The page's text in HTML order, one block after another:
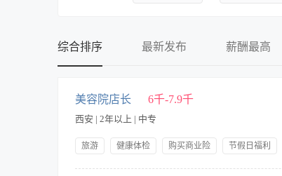
初中
中技
高中
大专
本科
提供食宿
食宿面议
综合排序 最新发布 薪酬最高
美容院店长 6千-7.9千
西安 | 2年以上 | 中专
旅游 健康体检 购买商业险 节假日福利